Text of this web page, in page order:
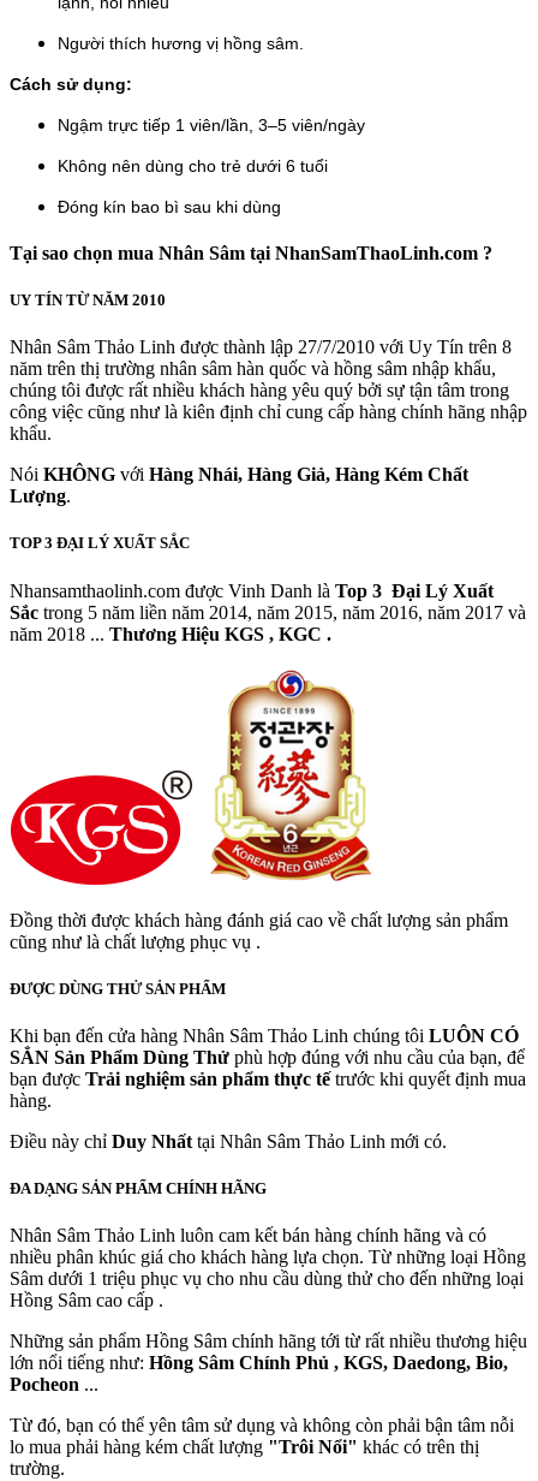
Người thích hương vị hồng sâm.
Cách sử dụng:
Ngậm trực tiếp 1 viên/lần, 3–5 viên/ngày
Không nên dùng cho trẻ dưới 6 tuổi
Đóng kín bao bì sau khi dùng
Tại sao chọn mua Nhân Sâm tại NhanSamThaoLinh.com ?
UY TÍN TỪ NĂM 2010
Nhân Sâm Thảo Linh được thành lập 27/7/2010 với Uy Tín trên 8
năm trên thị trường nhân sâm hàn quốc và hồng sâm nhập khẩu,
chúng tôi được rất nhiều khách hàng yêu quý bởi sự tận tâm trong
công việc cũng như là kiên định chỉ cung cấp hàng chính hãng nhập
khẩu.
Nói KHÔNG với Hàng Nhái, Hàng Giả, Hàng Kém Chất
Lượng.
TOP 3 ĐẠI LÝ XUẤT SẮC
Nhansamthaolinh.com được Vinh Danh là Top 3 Đại Lý Xuất
Sắc trong 5 năm liền năm 2014, năm 2015, năm 2016, năm 2017 và
năm 2018 ... Thương Hiệu KGS , KGC .
Đồng thời được khách hàng đánh giá cao về chất lượng sản phẩm
cũng như là chất lượng phục vụ .
ĐƯỢC DÙNG THỬ SẢN PHẨM
Khi bạn đến cửa hàng Nhân Sâm Thảo Linh chúng tôi LUÔN CÓ
SẲN Sản Phẩm Dùng Thử phù hợp đúng với nhu cầu của bạn, để
bạn được Trải nghiệm sản phẩm thực tếtrước khi quyết định mua
hàng.
Điều này chỉ Duy Nhất tại Nhân Sâm Thảo Linh mới có.
ĐA DẠNG SẢN PHẨM CHÍNH HÃNG
Nhân Sâm Thảo Linh luôn cam kết bán hàng chính hãng và có
nhiều phân khúc giá cho khách hàng lựa chọn. Từ những loại Hồng
Sâm dưới 1 triệu phục vụ cho nhu cầu dùng thử cho đến những loại
Hồng Sâm cao cấp .
Những sản phẩm Hồng Sâm chính hãng tới từ rất nhiều thương hiệu
lớn nổi tiếng như: Hồng Sâm Chính Phủ , KGS, Daedong, Bio,
Pocheon ...
Từ đó, bạn có thể yên tâm sử dụng và không còn phải bận tâm nỗi
lo mua phải hàng kém chất lượng "Trôi Nổi" khác có trên thị
trường.